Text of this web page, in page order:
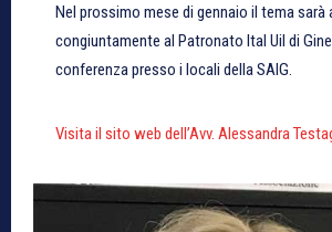
Nel prossimo mese di gennaio il tema
congiuntamente al Patronato Ital Uil di
conferenza presso i locali della SAIG.
Visita il sito web dell’Avv. Alessandra